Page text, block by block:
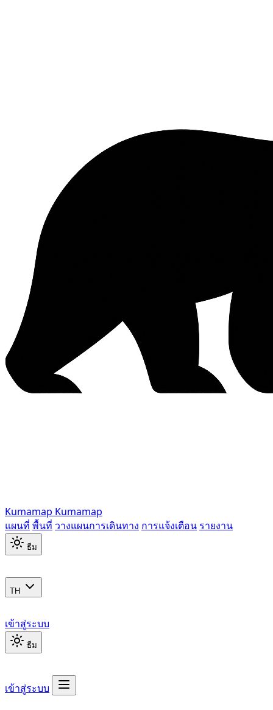
Kumamap Kumamap
แผนที่ พื้นที่ วางแผนการเดินทาง การแจ้งเตือน รายงาน
ธีม
TH
เข้าสู่ระบบ
ธีม
เข้าสู่ระบบ